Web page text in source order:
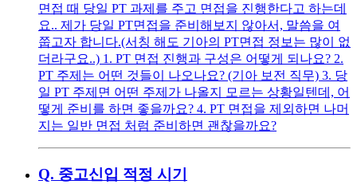
면접 때 당일 PT 과제를 주고 면접을 진행한다고 하는데
요.. 제가 당일 PT면접을 준비해보지 않아서, 말씀을 여
쭙고자 합니다.(서칭 해도 기아의 PT면접 정보는 많이 없
더라구요..) 1. PT 면접 진행과 구성은 어떻게 되나요? 2.
PT 주제는 어떤 것들이 나오나요? (기아 보전 직무) 3. 당
일 PT 주제면 어떤 주제가 나올지 모르는 상황일텐데, 어
떻게 준비를 하면 좋을까요? 4. PT 면접을 제외하면 나머
지는 일반 면접 처럼 준비하면 괜찮을까요?
Q. 중고신입 적정 시기